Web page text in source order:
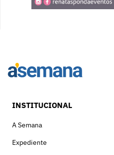
INSTITUCIONAL
A Semana
Expediente